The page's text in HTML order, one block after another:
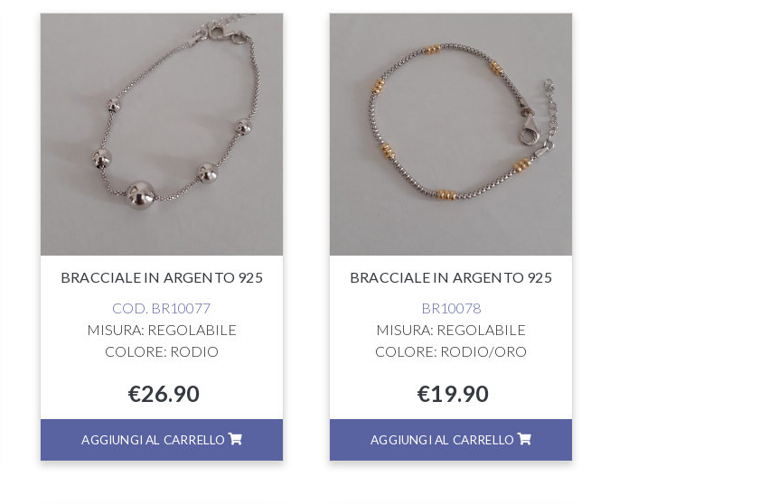
BRACCIALE IN ARGENTO 925
COD. BR10077
MISURA: REGOLABILE
COLORE: RODIO
€26.90
AGGIUNGI AL CARRELLO
BRACCIALE IN ARGENTO 925
BR10078
MISURA: REGOLABILE
COLORE: RODIO/ORO
€19.90
AGGIUNGI AL CARRELLO